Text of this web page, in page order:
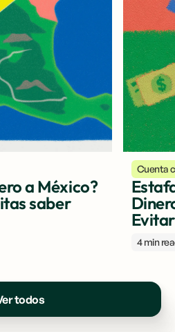
a México?
saber
Cuenta
4 min
todos